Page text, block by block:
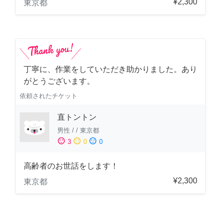
東京都
丁寧に、作業をしていただき助かりました。あり
がとうございます。
依頼されたチケット
直トントン
男性 / / 東京都
sentiment_satisfied 3 sentiment_neutral 0 sentiment_dissatisfied 0
高齢者のお世話をします！
東京都
¥2,300